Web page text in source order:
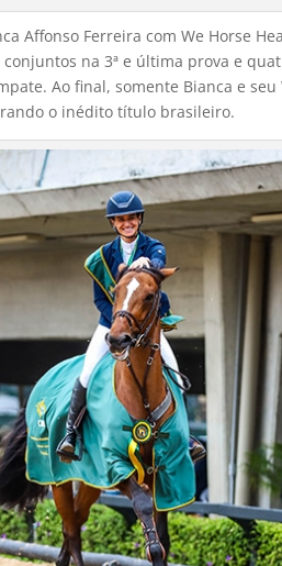
Affonso Ferreira com We Horse
na 3ª e última prova e
Ao final, somente Bianca e seu
o inédito título brasileiro.